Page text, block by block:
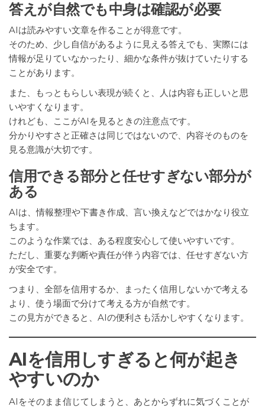
答えが自然でも中身は確認が必要
AIは読みやすい文章を作ることが得意です。
そのため、少し自信があるように見える答えでも、実際には
情報が足りていなかったり、細かな条件が抜けていたりする
ことがあります。
また、もっともらしい表現が続くと、人は内容も正しいと思
いやすくなります。
けれども、ここがAIを見るときの注意点です。
分かりやすさと正確さは同じではないので、内容そのものを
見る意識が大切です。
信用できる部分と任せすぎない部分が
ある
AIは、情報整理や下書き作成、言い換えなどではかなり役立
ちます。
このような作業では、ある程度安心して使いやすいです。
ただし、重要な判断や責任が伴う内容では、任せすぎない方
が安全です。
つまり、全部を信用するか、まったく信用しないかで考える
より、使う場面で分けて考える方が自然です。
この見方ができると、AIの便利さも活かしやすくなります。
AIを信用しすぎると何が起き
やすいのか
AIをそのまま信じてしまうと、あとからずれに気づくことが